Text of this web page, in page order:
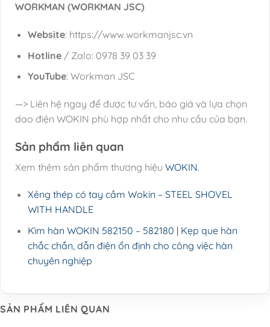
WORKMAN (WORKMAN JSC)
Website: https://www.workmanjsc.vn
Hotline/ Zalo: 0978 39 03 39
YouTube: Workman JSC
—> Liên hệ ngay để được tư vấn, báo giá và lựa chọn
dao điện WOKIN phù hợp nhất cho nhu cầu của bạn.
Sản phẩm liên quan
Xem thêm sản phẩm thương hiệu WOKIN.
Xẻng thép có tay cầm Wokin – STEEL SHOVEL
WITH HANDLE
Kìm hàn WOKIN 582150 – 582180 | Kẹp que hàn
chắc chắn, dẫn điện ổn định cho công việc hàn
chuyên nghiệp
SẢN PHẨM LIÊN QUAN